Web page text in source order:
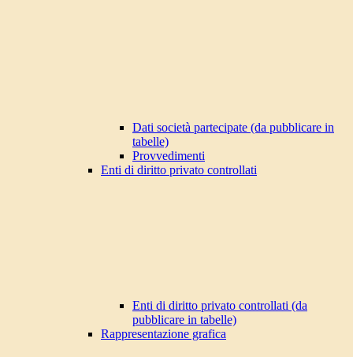
Dati società partecipate (da pubblicare in
tabelle)
Provvedimenti
Enti di diritto privato controllati
Enti di diritto privato controllati (da
pubblicare in tabelle)
Rappresentazione grafica